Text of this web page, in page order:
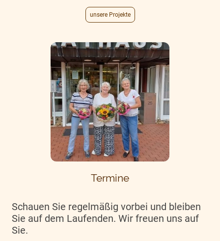
unsere Projekte
Termine
Schauen Sie regelmäßig vorbei und bleiben
Sie auf dem Laufenden. Wir freuen uns auf
Sie.